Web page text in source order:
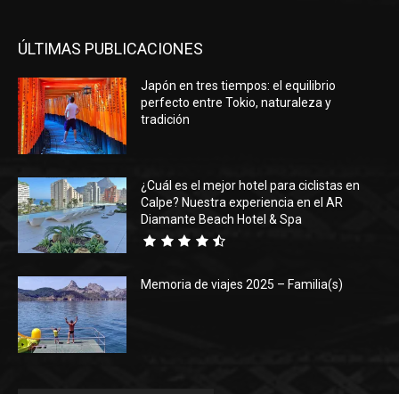
ÚLTIMAS PUBLICACIONES
Japón en tres tiempos: el equilibrio
perfecto entre Tokio, naturaleza y
tradición
¿Cuál es el mejor hotel para ciclistas en
Calpe? Nuestra experiencia en el AR
Diamante Beach Hotel & Spa
Memoria de viajes 2025 – Familia(s)